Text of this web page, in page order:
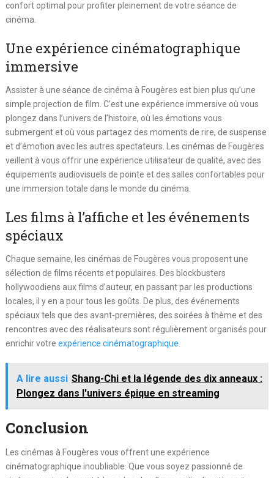
confort optimal pour profiter pleinement de votre séance de
cinéma.
Une expérience cinématographique
immersive
Assister à une séance de cinéma à Fougères est bien plus qu’une
simple projection de film. C’est une expérience immersive où vous
plongez dans l’univers de l’histoire, où les émotions vous
submergent et où vous partagez des moments de rire, de suspense
et d’émotion avec les autres spectateurs. Les cinémas de Fougères
veillent à vous offrir une expérience utilisateur de qualité, avec des
équipements audiovisuels de pointe et des salles confortables pour
une immersion totale dans le monde du cinéma.
Les films à l’affiche et les événements
spéciaux
Chaque semaine, les cinémas de Fougères vous proposent une
sélection de films récents et populaires. Des blockbusters
hollywoodiens aux films d’auteur, en passant par les productions
locales, il y en a pour tous les goûts. De plus, des événements
spéciaux tels que des avant-premières, des soirées à thème et des
rencontres avec des réalisateurs sont régulièrement organisés pour
enrichir votre expérience cinématographique.
A lire aussi Shang-Chi et la légende des dix anneaux :
Plongez dans l'univers épique en streaming
Conclusion
Les cinémas à Fougères vous offrent une expérience
cinématographique inoubliable. Que vous soyez passionné de